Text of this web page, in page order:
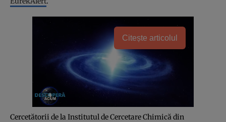
Citește articolul
Cercetătorii de la Institutul de Cercetare Chimică din